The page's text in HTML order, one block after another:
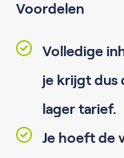
Voordelen
Volledige
je krijgt dus
lager tarief.
Je hoeft de